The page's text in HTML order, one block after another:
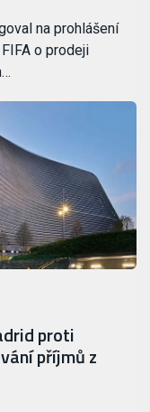
na prohlášení
o prodeji
proti
příjmů z